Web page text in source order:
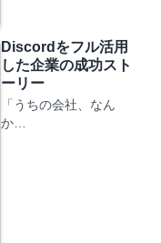
Discordをフル活用
した企業の成功スト
ーリー
「うちの会社、なん
か…